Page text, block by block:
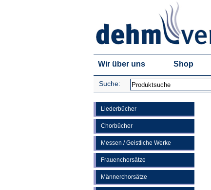
Wir über uns Shop
Suche:
Liederbücher
Chorbücher
Messen / Geistliche Werke
Frauenchorsätze
Männerchorsätze